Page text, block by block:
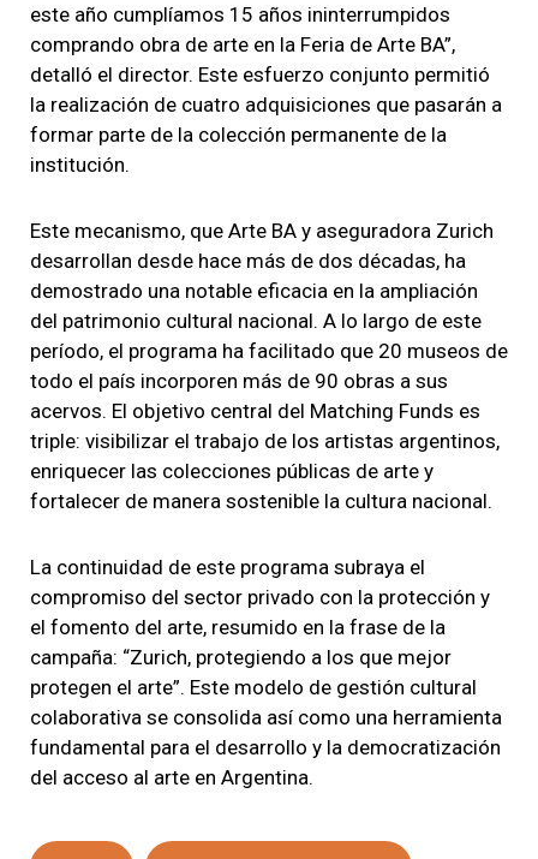
este año cumplíamos 15 años ininterrumpidos
comprando obra de arte en la Feria de Arte BA”,
detalló el director. Este esfuerzo conjunto permitió
la realización de cuatro adquisiciones que pasarán a
formar parte de la colección permanente de la
institución.
Este mecanismo, que Arte BA y aseguradora Zurich
desarrollan desde hace más de dos décadas, ha
demostrado una notable eficacia en la ampliación
del patrimonio cultural nacional. A lo largo de este
período, el programa ha facilitado que 20 museos de
todo el país incorporen más de 90 obras a sus
acervos. El objetivo central del Matching Funds es
triple: visibilizar el trabajo de los artistas argentinos,
enriquecer las colecciones públicas de arte y
fortalecer de manera sostenible la cultura nacional.
La continuidad de este programa subraya el
compromiso del sector privado con la protección y
el fomento del arte, resumido en la frase de la
campaña: “Zurich, protegiendo a los que mejor
protegen el arte”. Este modelo de gestión cultural
colaborativa se consolida así como una herramienta
fundamental para el desarrollo y la democratización
del acceso al arte en Argentina.